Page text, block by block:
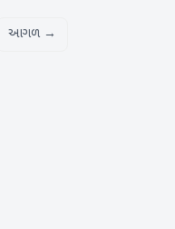
આગળ →